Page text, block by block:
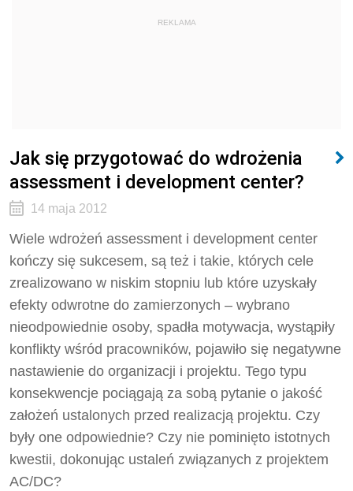
REKLAMA
Jak się przygotować do wdrożenia
assessment i development center?
14 maja 2012
Wiele wdrożeń assessment i development center
kończy się sukcesem, są też i takie, których cele
zrealizowano w niskim stopniu lub które uzyskały
efekty odwrotne do zamierzonych – wybrano
nieodpowiednie osoby, spadła motywacja, wystąpiły
konflikty wśród pracowników, pojawiło się negatywne
nastawienie do organizacji i projektu. Tego typu
konsekwencje pociągają za sobą pytanie o jakość
założeń ustalonych przed realizacją projektu. Czy
były one odpowiednie? Czy nie pominięto istotnych
kwestii, dokonując ustaleń związanych z projektem
AC/DC?